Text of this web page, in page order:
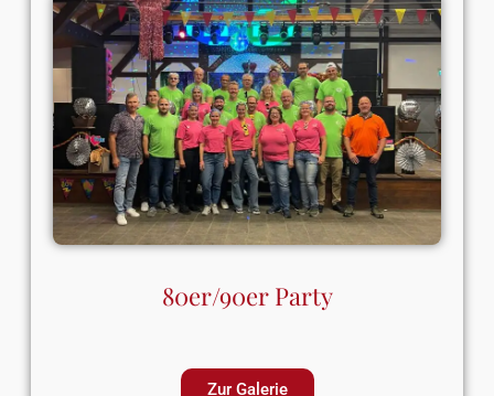
80er/90er Party
Zur Galerie